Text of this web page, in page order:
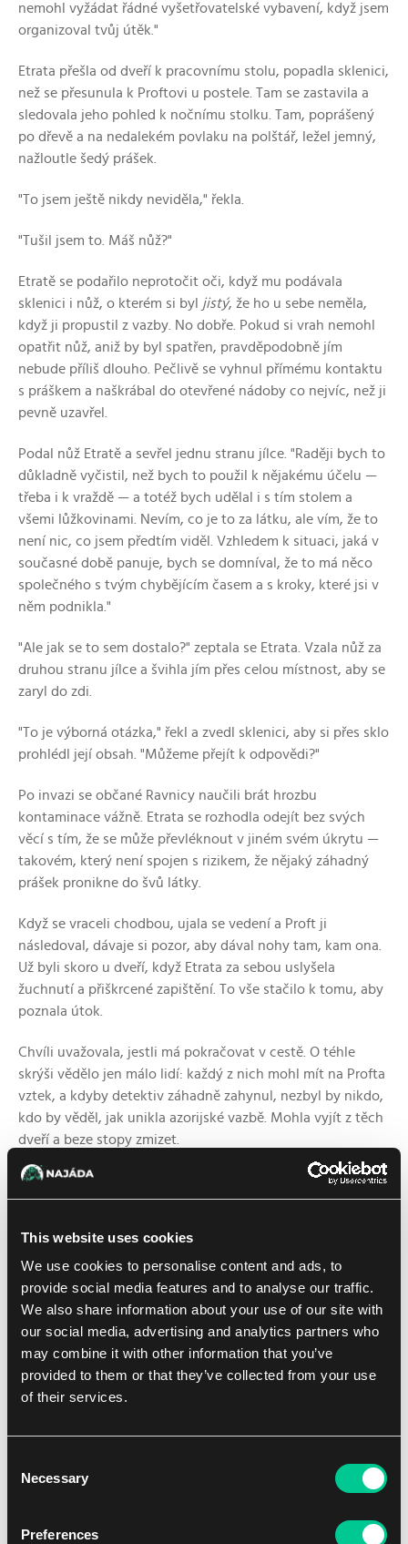
This website uses cookies
We use cookies to personalise content and ads, to
provide social media features and to analyse our traffic.
We also share information about your use of our site with
our social media, advertising and analytics partners who
may combine it with other information that you’ve
provided to them or that they’ve collected from your use
of their services.
Selection
Necessary
Preferences
nemohl vyžádat řádné vyšetřovatelské vybavení, když jsem
organizoval tvůj útěk."
Etrata přešla od dveří k pracovnímu stolu, popadla sklenici,
než se přesunula k Proftovi u postele. Tam se zastavila a
sledovala jeho pohled k nočnímu stolku. Tam, poprášený
po dřevě a na nedalekém povlaku na polštář, ležel jemný,
nažloutle šedý prášek.
"To jsem ještě nikdy neviděla," řekla.
"Tušil jsem to. Máš nůž?"
Etratě se podařilo neprotočit oči, když mu podávala
sklenici i nůž, o kterém si byl jistý, že ho u sebe neměla,
když ji propustil z vazby. No dobře. Pokud si vrah nemohl
opatřit nůž, aniž by byl spatřen, pravděpodobně jím
nebude příliš dlouho. Pečlivě se vyhnul přímému kontaktu
s práškem a naškrábal do otevřené nádoby co nejvíc, než ji
pevně uzavřel.
Podal nůž Etratě a sevřel jednu stranu jílce. "Raději bych to
důkladně vyčistil, než bych to použil k nějakému účelu —
třeba i k vraždě — a totéž bych udělal i s tím stolem a
všemi lůžkovinami. Nevím, co je to za látku, ale vím, že to
není nic, co jsem předtím viděl. Vzhledem k situaci, jaká v
současné době panuje, bych se domníval, že to má něco
společného s tvým chybějícím časem a s kroky, které jsi v
něm podnikla."
"Ale jak se to sem dostalo?" zeptala se Etrata. Vzala nůž za
druhou stranu jílce a švihla jím přes celou místnost, aby se
zaryl do zdi.
"To je výborná otázka," řekl a zvedl sklenici, aby si přes sklo
prohlédl její obsah. "Můžeme přejít k odpovědi?"
Po invazi se občané Ravnicy naučili brát hrozbu
kontaminace vážně. Etrata se rozhodla odejít bez svých
věcí s tím, že se může převléknout v jiném svém úkrytu —
takovém, který není spojen s rizikem, že nějaký záhadný
prášek pronikne do švů látky.
Když se vraceli chodbou, ujala se vedení a Proft ji
následoval, dávaje si pozor, aby dával nohy tam, kam ona.
Už byli skoro u dveří, když Etrata za sebou uslyšela
žuchnutí a přiškrcené zapištění. To vše stačilo k tomu, aby
poznala útok.
Chvíli uvažovala, jestli má pokračovat v cestě. O téhle
skrýši vědělo jen málo lidí: každý z nich mohl mít na Profta
vztek, a kdyby detektiv záhadně zahynul, nezbyl by nikdo,
kdo by věděl, jak unikla azorijské vazbě. Mohla vyjít z těch
dveří a beze stopy zmizet.
Zmizet ve městě, které si myslelo, že je vražedkyně, která
se nezastaví před ničím, aby ji viděli zadrženou, a to
věřila, že je nevinná. S frustrovaným povzdechem se Etrata
otočila, vytáhla z košile další dva nože a přidala se do boje.
Nebyla to ani tak "boj", jako spíš útok: Proft ležel na zemi,
nad ním se krčila postava oblečená v červené a černé, v
každé ruce nůž. Ruce měl zvednuté, aby si chránil obličej a
krk, a už krvácel z několika mělkých řezných ran, když
Etrata vrazila do postavy, srazila ji a poslala ji několik stop